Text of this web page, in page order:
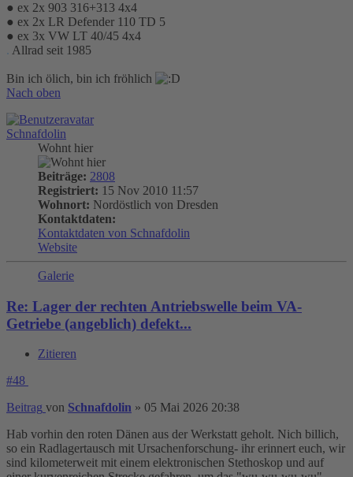
● ex 2x 903 316+313 4x4
● ex 2x LR Defender 110 TD 5
● ex 3x VW LT 40/45 4x4
. Allrad seit 1985
Bin ich ölich, bin ich fröhlich
Nach oben
Schnafdolin
Wohnt hier
Beiträge: 2808
Registriert: 15 Nov 2010 11:57
Wohnort: Nordöstlich von Dresden
Kontaktdaten:
Kontaktdaten von Schnafdolin
Website
Galerie
Re: Lager der rechten Antriebswelle beim VA-
Getriebe (angeblich) defekt...
Zitieren
#48
Beitrag von Schnafdolin » 05 Mai 2026 20:38
Hab vorhin den roten Dänen aus der Werkstatt geholt. Nich billich,
so ein Radlagertausch mit Ursachenforschung- ihr erinnert euch, wir
sind kilometerweit mit einem elektronischen Stethoskop und auf